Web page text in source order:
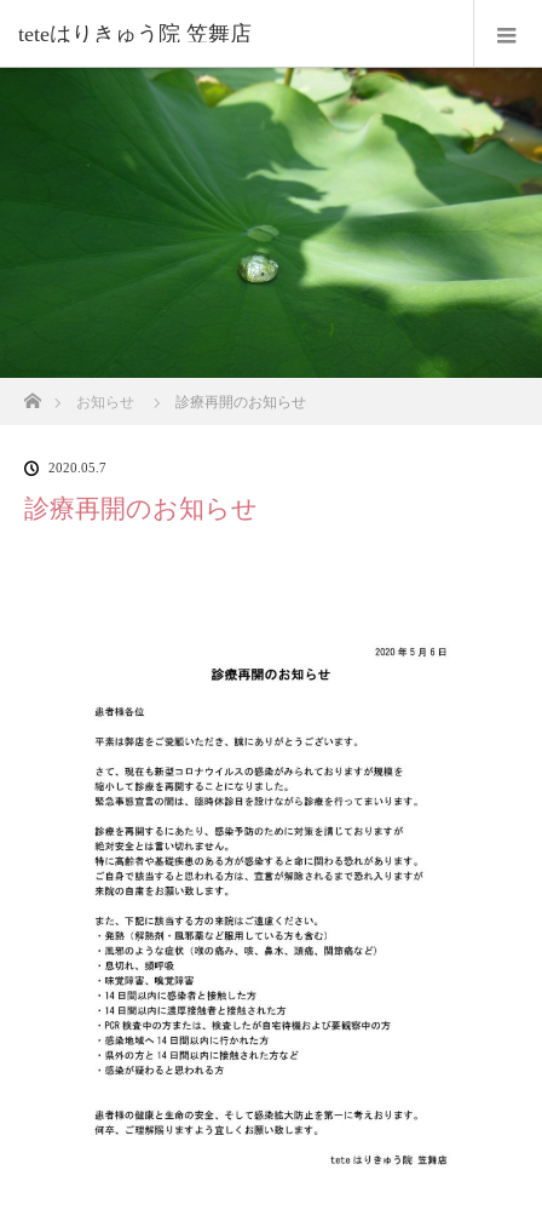
teteはりきゅう院 笠舞店
ホームお知らせ 診療再開のお知らせ
2020.05.7
診療再開のお知らせ